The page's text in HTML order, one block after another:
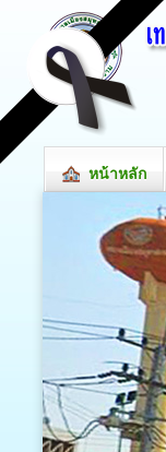
หน้าหลัก